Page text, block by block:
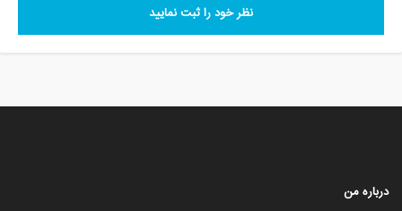
نظر خود را ثبت نمایید
درباره من